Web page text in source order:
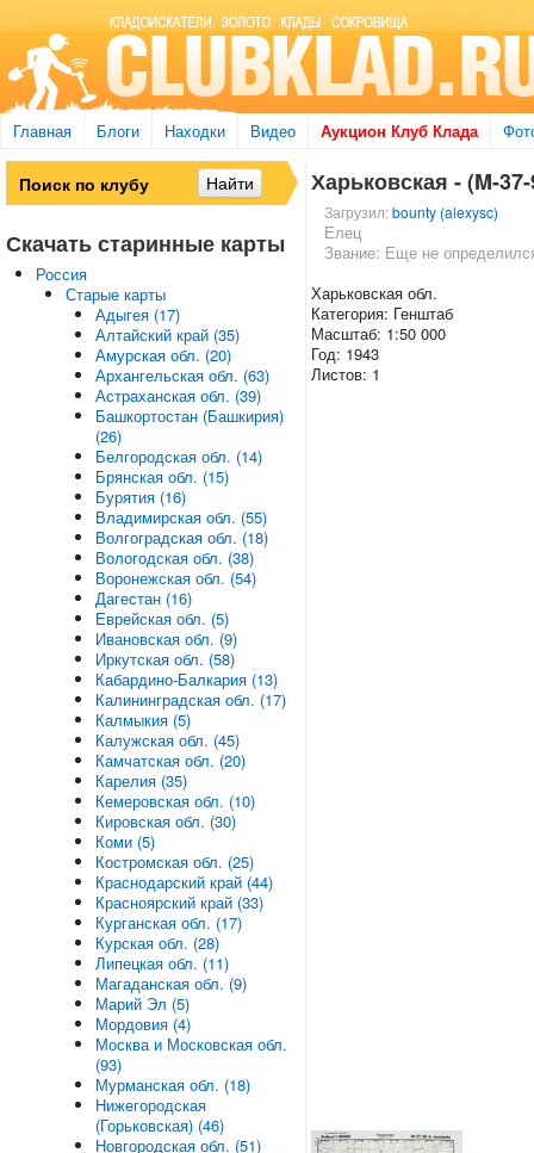
Главная Блоги Находки Видео Аукцион Клуб Клада
Харьковская - (M-
Загрузил:bounty (alexysc)
Елец
Звание: Еще не
Харьковская обл.
Категория: Генштаб
Масштаб: 1:50 000
Год: 1943
Листов: 1
Скачать старинные карты
Россия
Старые карты
Адыгея (17)
Алтайский край (35)
Амурская обл. (20)
Архангельская обл. (63)
Астраханская обл. (39)
Башкортостан (Башкирия)
(26)
Белгородская обл. (14)
Брянская обл. (15)
Бурятия (16)
Владимирская обл. (55)
Волгоградская обл. (18)
Вологодская обл. (38)
Воронежская обл. (54)
Дагестан (16)
Еврейская обл. (5)
Ивановская обл. (9)
Иркутская обл. (58)
Кабардино-Балкария (13)
Калининградская обл. (17)
Калмыкия (5)
Калужская обл. (45)
Камчатская обл. (20)
Карелия (35)
Кемеровская обл. (10)
Кировская обл. (30)
Коми (5)
Костромская обл. (25)
Краснодарский край (44)
Красноярский край (33)
Курганская обл. (17)
Курская обл. (28)
Липецкая обл. (11)
Магаданская обл. (9)
Марий Эл (5)
Мордовия (4)
Москва и Московская обл.
(93)
Мурманская обл. (18)
Нижегородская
(Горьковская) (46)
Новгородская обл. (51)